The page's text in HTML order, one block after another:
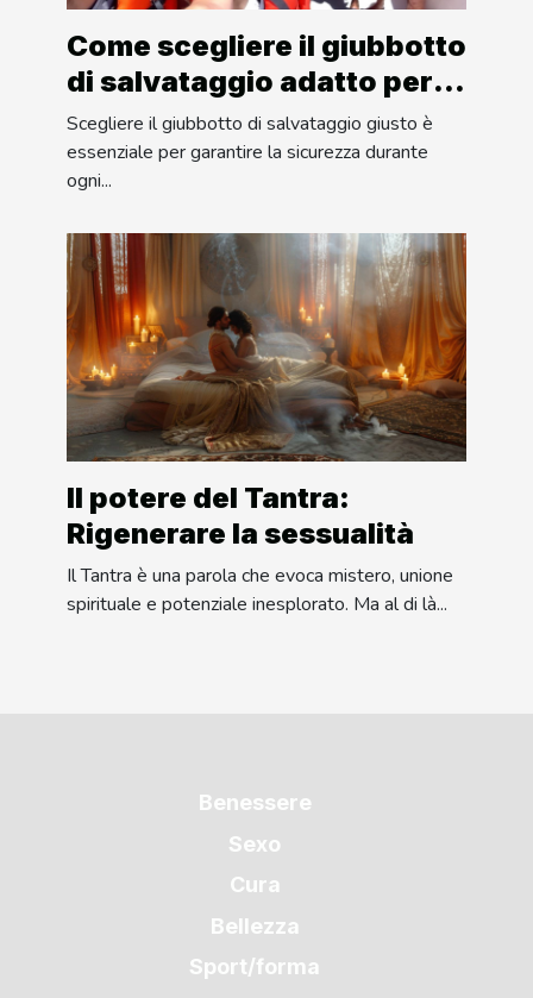
Come scegliere il giubbotto
di salvataggio adatto per
ogni avventura in mare?
Scegliere il giubbotto di salvataggio giusto è
essenziale per garantire la sicurezza durante
ogni...
Il potere del Tantra:
Rigenerare la sessualità
Il Tantra è una parola che evoca mistero, unione
spirituale e potenziale inesplorato. Ma al di là...
Benessere
Sexo
Cura
Bellezza
Sport/forma